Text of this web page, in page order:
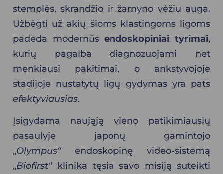
stemplės, skrandžio ir žarnyno vėžiu auga.
Užbėgti už akių šioms klastingoms ligoms
padeda modernūsendoskopiniai tyrimai,
kurių pagalba diagnozuojami net
menkiausi pakitimai, o ankstyvojoje
stadijoje nustatytų ligų gydymas yra pats
efektyviausias.
Įsigydama naująją vieno patikimiausių
pasaulyje japonų gamintojo
„Olympus“endoskopinę video-sistemą
„Biofirst“ klinika tęsia savo misiją suteikti